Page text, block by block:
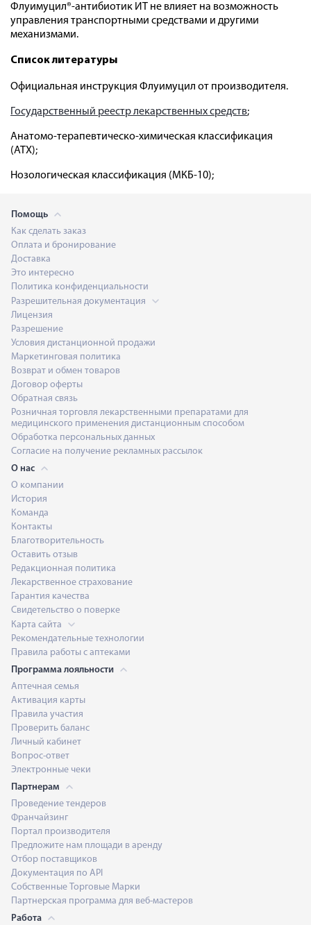
Флуимуцил®-антибиотик ИТ не влияет на возможность
управления транспортными средствами и другими
механизмами.
Список литературы
Официальная инструкция Флуимуцил от производителя.
Государственный реестр лекарственных средств;
Анатомо-терапевтическо-химическая классификация
(ATX);
Нозологическая классификация (МКБ-10);
Помощь
Как сделать заказ
Оплата и бронирование
Доставка
Это интересно
Политика конфиденциальности
Разрешительная документация
Лицензия
Разрешение
Условия дистанционной продажи
Маркетинговая политика
Возврат и обмен товаров
Договор оферты
Обратная связь
Розничная торговля лекарственными препаратами для
медицинского применения дистанционным способом
Обработка персональных данных
Согласие на получение рекламных рассылок
О нас
О компании
История
Команда
Контакты
Благотворительность
Оставить отзыв
Редакционная политика
Лекарственное страхование
Гарантия качества
Свидетельство о поверке
Карта сайта
Рекомендательные технологии
Правила работы с аптеками
Программа лояльности
Аптечная семья
Активация карты
Правила участия
Проверить баланс
Личный кабинет
Вопрос-ответ
Электронные чеки
Партнерам
Проведение тендеров
Франчайзинг
Портал производителя
Предложите нам площади в аренду
Отбор поставщиков
Документация по API
Собственные Торговые Марки
Партнерская программа для веб-мастеров
Работа